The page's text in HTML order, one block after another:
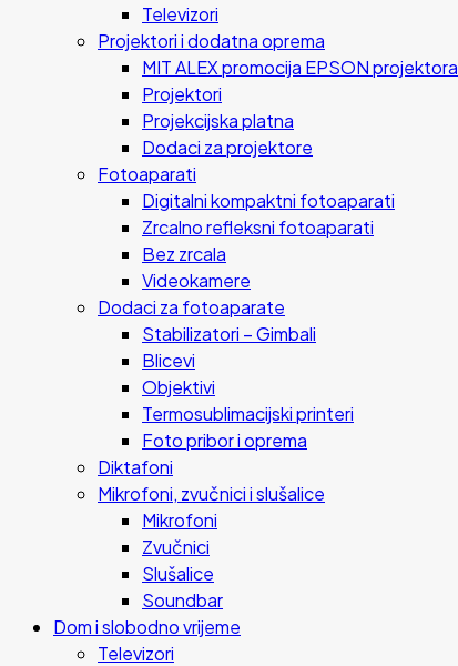
Televizori
Projektori i dodatna oprema
MIT ALEX promocija EPSON projektora
Projektori
Projekcijska platna
Dodaci za projektore
Fotoaparati
Digitalni kompaktni fotoaparati
Zrcalno refleksni fotoaparati
Bez zrcala
Videokamere
Dodaci za fotoaparate
Stabilizatori – Gimbali
Blicevi
Objektivi
Termosublimacijski printeri
Foto pribor i oprema
Diktafoni
Mikrofoni, zvučnici i slušalice
Mikrofoni
Zvučnici
Slušalice
Soundbar
Dom i slobodno vrijeme
Televizori